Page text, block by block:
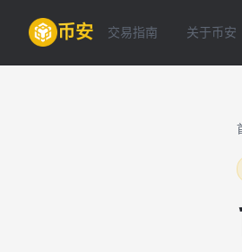
币安 交易指南 关于币安